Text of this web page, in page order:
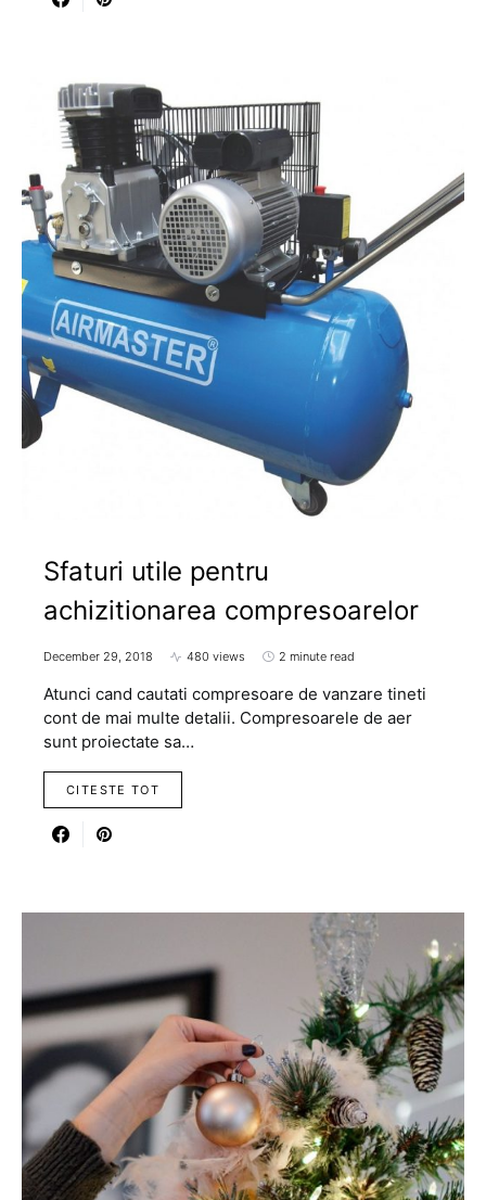
Sfaturi utile pentru
achizitionarea compresoarelor
December 29, 2018 480 views 2 minute read
Atunci cand cautati compresoare de vanzare tineti
cont de mai multe detalii. Compresoarele de aer
sunt proiectate sa…
CITESTE TOT